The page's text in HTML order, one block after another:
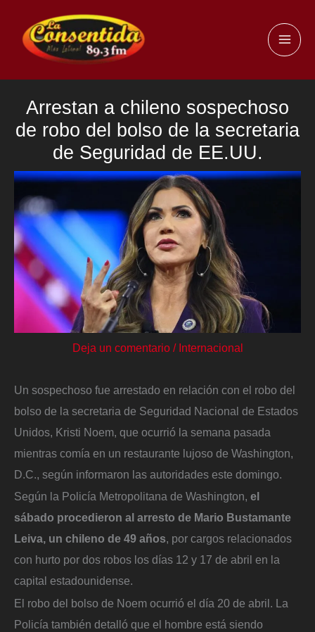
contenido
Arrestan a chileno sospechoso
de robo del bolso de la secretaria
de Seguridad de EE.UU.
Deja un comentario / Internacional
Un sospechoso fue arrestado en relación con el robo del
bolso de la secretaria de Seguridad Nacional de Estados
Unidos, Kristi Noem, que ocurrió la semana pasada
mientras comía en un restaurante lujoso de Washington,
D.C., según informaron las autoridades este domingo.
Según la Policía Metropolitana de Washington, el
sábado procedieron al arresto de Mario Bustamante
Leiva, un chileno de 49 años, por cargos relacionados
con hurto por dos robos los días 12 y 17 de abril en la
capital estadounidense.
El robo del bolso de Noem ocurrió el día 20 de abril. La
Policía también detalló que el hombre está siendo